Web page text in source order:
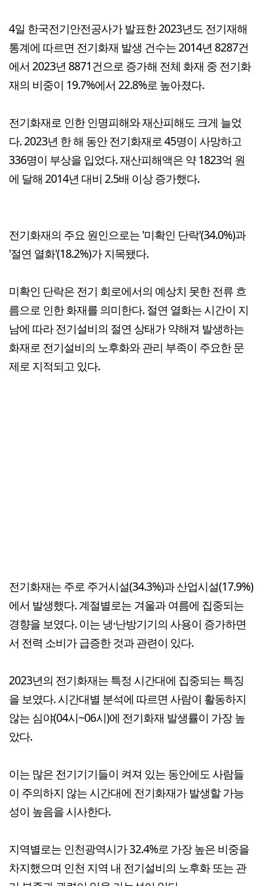
4일 한국전기안전공사가 발표한 2023년도 전기재해
통계에 따르면 전기화재 발생 건수는 2014년 8287건
에서 2023년 8871건으로 증가해 전체 화재 중 전기화
재의 비중이 19.7%에서 22.8%로 높아졌다.
전기화재로 인한 인명피해와 재산피해도 크게 늘었
다. 2023년 한 해 동안 전기화재로 45명이 사망하고
336명이 부상을 입었다. 재산피해액은 약 1823억 원
에 달해 2014년 대비 2.5배 이상 증가했다.
전기화재의 주요 원인으로는 '미확인 단락'(34.0%)과
'절연 열화'(18.2%)가 지목됐다.
미확인 단락은 전기 회로에서의 예상치 못한 전류 흐
름으로 인한 화재를 의미한다. 절연 열화는 시간이 지
남에 따라 전기설비의 절연 상태가 약해져 발생하는
화재로 전기설비의 노후화와 관리 부족이 주요한 문
제로 지적되고 있다.
전기화재는 주로 주거시설(34.3%)과 산업시설(17.9%)
에서 발생했다. 계절별로는 겨울과 여름에 집중되는
경향을 보였다. 이는 냉·난방기기의 사용이 증가하면
서 전력 소비가 급증한 것과 관련이 있다.
2023년의 전기화재는 특정 시간대에 집중되는 특징
을 보였다. 시간대별 분석에 따르면 사람이 활동하지
않는 심야(04시~06시)에 전기화재 발생률이 가장 높
았다.
이는 많은 전기기기들이 켜져 있는 동안에도 사람들
이 주의하지 않는 시간대에 전기화재가 발생할 가능
성이 높음을 시사한다.
지역별로는 인천광역시가 32.4%로 가장 높은 비중을
차지했으며 인천 지역 내 전기설비의 노후화 또는 관